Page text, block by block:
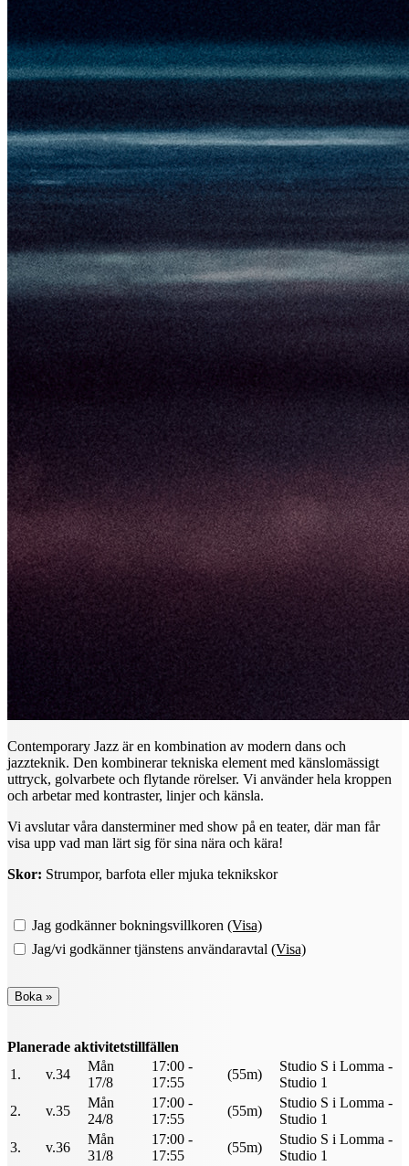
Contemporary Jazz är en kombination av modern dans och
jazzteknik. Den kombinerar tekniska element med känslomässigt
uttryck, golvarbete och flytande rörelser. Vi använder hela kroppen
och arbetar med kontraster, linjer och känsla.
Vi avslutar våra dansterminer med show på en teater, där man får
visa upp vad man lärt sig för sina nära och kära!
Skor: Strumpor, barfota eller mjuka teknikskor
Jag godkänner bokningsvillkoren (Visa)
Jag/vi godkänner tjänstens användaravtal (Visa)
Planerade aktivitetstillfällen
1.
v.34
Mån
17/8
17:00 -
17:55
(55m)
Studio S i Lomma -
Studio 1
2.
v.35
Mån
24/8
17:00 -
17:55
(55m)
Studio S i Lomma -
Studio 1
3.
v.36
Mån
31/8
17:00 -
17:55
(55m)
Studio S i Lomma -
Studio 1